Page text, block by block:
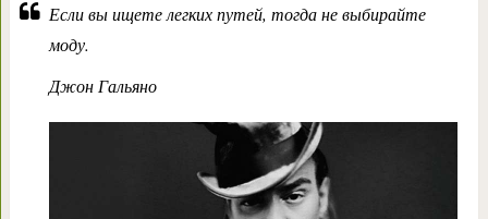
Если вы ищете легких путей, тогда не выбирайте
моду.
Джон Гальяно